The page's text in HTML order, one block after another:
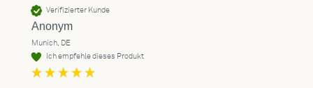
Verifizierter Kunde
Anonym
Munich, DE
Ich empfehle dieses Produkt